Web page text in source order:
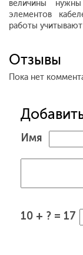
величины
элементов
работы
Отзывы
Пока нет
Имя
10 + ? = 17